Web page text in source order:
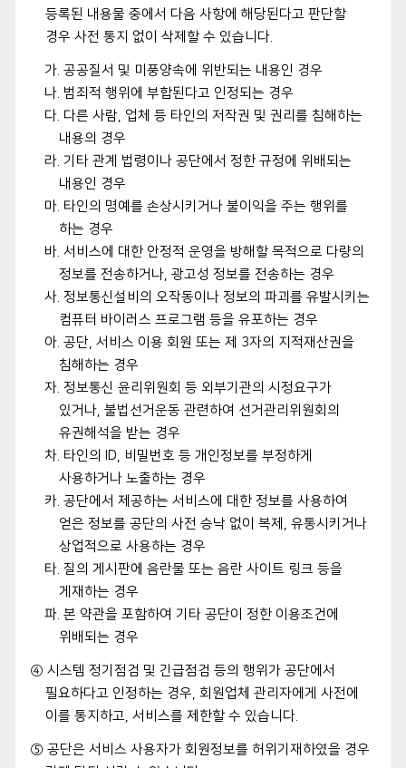
등록된 내용물 중에서 다음 사항에 해당된다고 판단할
경우 사전 통지 없이 삭제할 수 있습니다.
가. 공공질서 및 미풍양속에 위반되는 내용인 경우
나. 범죄적 행위에 부합된다고 인정되는 경우
다. 다른 사람, 업체 등 타인의 저작권 및 권리를 침해하는
내용의 경우
라. 기타 관계 법령이나 공단에서 정한 규정에 위배되는
내용인 경우
마. 타인의 명예를 손상시키거나 불이익을 주는 행위를
하는 경우
바. 서비스에 대한 안정적 운영을 방해할 목적으로 다량의
정보를 전송하거나, 광고성 정보를 전송하는 경우
사. 정보통신설비의 오작동이나 정보의 파괴를 유발시키는
컴퓨터 바이러스 프로그램 등을 유포하는 경우
아. 공단, 서비스 이용 회원 또는 제 3자의 지적재산권을
침해하는 경우
자. 정보통신 윤리위원회 등 외부기관의 시정요구가
있거나, 불법선거운동 관련하여 선거관리위원회의
유권해석을 받는 경우
차. 타인의 ID, 비밀번호 등 개인정보를 부정하게
사용하거나 노출하는 경우
카. 공단에서 제공하는 서비스에 대한 정보를 사용하여
얻은 정보를 공단의 사전 승낙 없이 복제, 유통시키거나
상업적으로 사용하는 경우
타. 질의 게시판에 음란물 또는 음란 사이트 링크 등을
게재하는 경우
파. 본 약관을 포함하여 기타 공단이 정한 이용조건에
위배되는 경우
④ 시스템 정기점검 및 긴급점검 등의 행위가 공단에서
필요하다고 인정하는 경우, 회원업체 관리자에게 사전에
이를 통지하고, 서비스를 제한할 수 있습니다.
⑤ 공단은 서비스 사용자가 회원정보를 허위기재하였을 경우